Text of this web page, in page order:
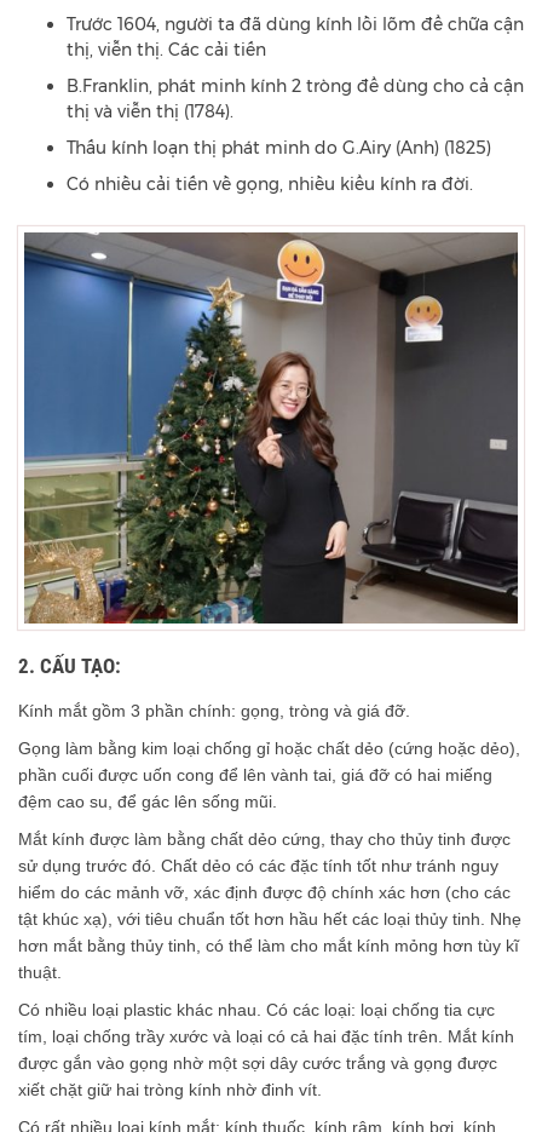
Trước 1604, người ta đã dùng kính lồi lõm để chữa cận
thị, viễn thị. Các cải tiến
B.Franklin, phát minh kính 2 tròng để dùng cho cả cận
thị và viễn thị (1784).
Thấu kính loạn thị phát minh do G.Airy (Anh) (1825)
Có nhiều cải tiến về gọng, nhiều kiểu kính ra đời.
2. CẤU TẠO:
Kính mắt gồm 3 phần chính: gọng, tròng và giá đỡ.
Gọng làm bằng kim loại chống gỉ hoặc chất dẻo (cứng hoặc dẻo),
phần cuối được uốn cong để lên vành tai, giá đỡ có hai miếng
đệm cao su, để gác lên sống mũi.
Mắt kính được làm bằng chất dẻo cứng, thay cho thủy tinh được
sử dụng trước đó. Chất dẻo có các đặc tính tốt như tránh nguy
hiểm do các mảnh vỡ, xác định được độ chính xác hơn (cho các
tật khúc xạ), với tiêu chuẩn tốt hơn hầu hết các loại thủy tinh. Nhẹ
hơn mắt bằng thủy tinh, có thể làm cho mắt kính mỏng hơn tùy kĩ
thuật.
Có nhiều loại plastic khác nhau. Có các loại: loại chống tia cực
tím, loại chống trầy xước và loại có cả hai đặc tính trên. Mắt kính
được gắn vào gọng nhờ một sợi dây cước trắng và gọng được
xiết chặt giữ hai tròng kính nhờ đinh vít.
Có rất nhiều loại kính mắt: kính thuốc, kính râm, kính bơi, kính